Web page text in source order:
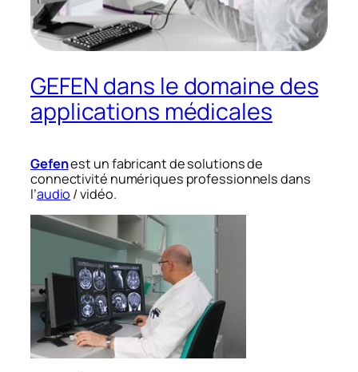
GEFEN dans le domaine des
applications médicales
Gefenest un fabricant de solutions de
connectivité numériques professionnels dans
l’audio / vidéo.